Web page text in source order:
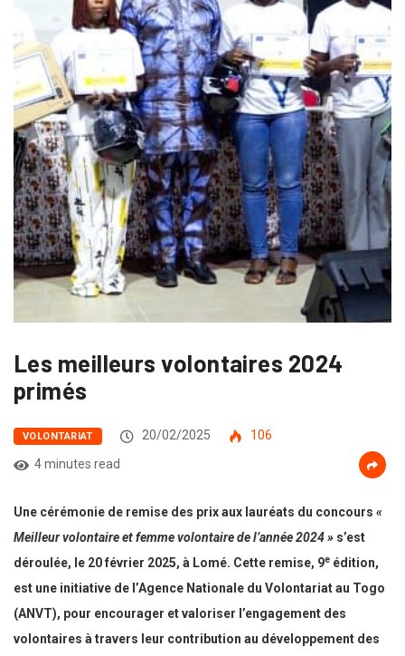
Les meilleurs volontaires 2024
primés
VOLONTARIAT 20/02/2025
106
4 minutes read
Une cérémonie de remise des prix aux lauréats du concours «
Meilleur volontaire et femme volontaire de l’année 2024 » s’est
déroulée, le 20 février 2025, à Lomé. Cette remise, 9e édition,
est une initiative de l’Agence Nationale du Volontariat au Togo
(ANVT), pour encourager et valoriser l’engagement des
volontaires à travers leur contribution au développement des